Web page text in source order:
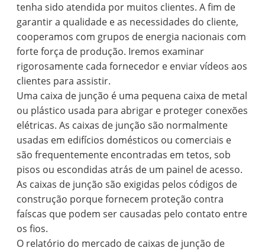
tenha sido atendida por muitos clientes. A fim de
garantir a qualidade e as necessidades do cliente,
cooperamos com grupos de energia nacionais com
forte força de produção. Iremos examinar
rigorosamente cada fornecedor e enviar vídeos aos
clientes para assistir.
Uma caixa de junção é uma pequena caixa de metal
ou plástico usada para abrigar e proteger conexões
elétricas. As caixas de junção são normalmente
usadas em edifícios domésticos ou comerciais e
são frequentemente encontradas em tetos, sob
pisos ou escondidas atrás de um painel de acesso.
As caixas de junção são exigidas pelos códigos de
construção porque fornecem proteção contra
faíscas que podem ser causadas pelo contato entre
os fios.
O relatório do mercado de caixas de junção de